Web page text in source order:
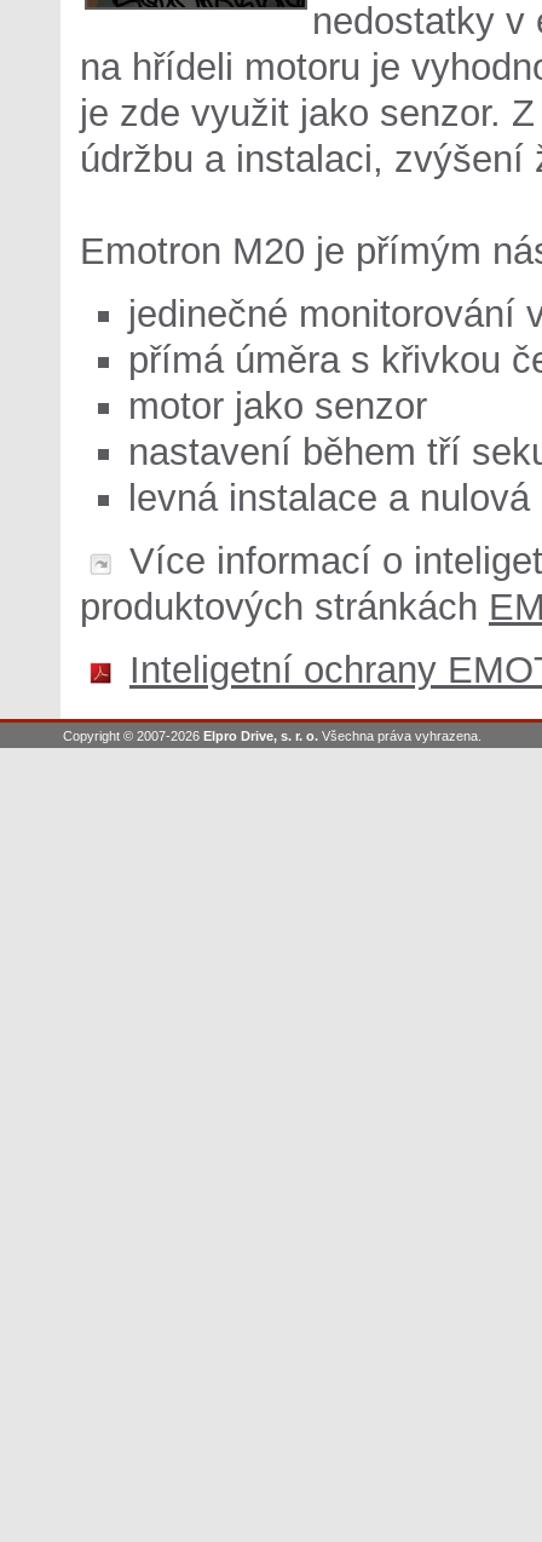
nedostatky v
na hřídeli motoru je
je zde využit jako senzor.
údržbu a instalaci,
Emotron M20 je přímým
jedinečné monitorování
přímá úměra s křivkou
motor jako senzor
nastavení během tří
levná instalace a nulová
Více informací o
produktových stránkách
Inteligetní ochrany
Copyright © 2007-2026 Elpro Drive, s. r. o. Všechna práva vyhrazena.